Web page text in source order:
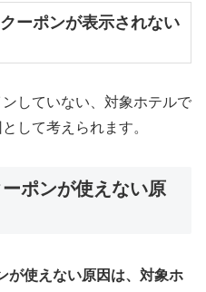
ーポンが表示されない
していない、対象ホテルで
して考えられます。
ポンが使えない原
が使えない原因は、対象ホ